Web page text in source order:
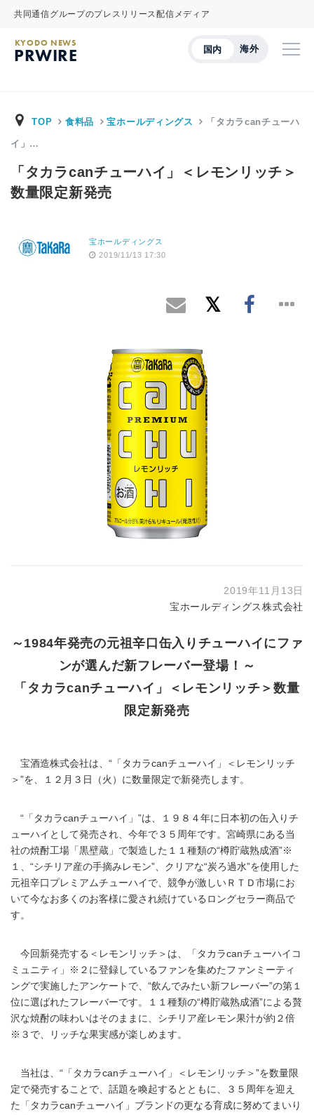
共同通信グループのプレスリリース配信メディア
国内 海外
KYODO NEWS
PRWIRE
TOP 食料品 宝ホールディングス 「タカラcanチューハ
イ」…
「タカラcanチューハイ」＜レモンリッチ＞
数量限定新発売
宝ホールディングス
2019/11/13 17:30
2019年11月13日
宝ホールディングス株式会社
～1984年発売の元祖辛口缶入りチューハイにファ
ンが選んだ新フレーバー登場！～
「タカラcanチューハイ」＜レモンリッチ＞数量
限定新発売
宝酒造株式会社は、“「タカラcanチューハイ」＜レモンリッチ
＞”を、１２月３日（火）に数量限定で新発売します。
“「タカラcanチューハイ」”は、１９８４年に日本初の缶入りチ
ューハイとして発売され、今年で３５周年です。宮崎県にある当
社の焼酎工場「黒壁蔵」で製造した１１種類の“樽貯蔵熟成酒”※
１、“シチリア産の手摘みレモン”、クリアな“炭ろ過水”を使用した
元祖辛口プレミアムチューハイで、競争が激しいＲＴＤ市場にお
いて今なお多くのお客様に愛され続けているロングセラー商品で
す。
今回新発売する＜レモンリッチ＞は、「タカラcanチューハイコ
ミュニティ」※２に登録しているファンを集めたファンミーティ
ングで実施したアンケートで、“飲んでみたい新フレーバー”の第１
位に選ばれたフレーバーです。１１種類の“樽貯蔵熟成酒”による贅
沢な焼酎の味わいはそのままに、シチリア産レモン果汁が約２倍
※３で、リッチな果実感が楽しめます。
当社は、“「タカラcanチューハイ」＜レモンリッチ＞”を数量限
定で発売することで、話題を喚起するとともに、３５周年を迎え
た「タカラcanチューハイ」ブランドの更なる育成に努めてまいり